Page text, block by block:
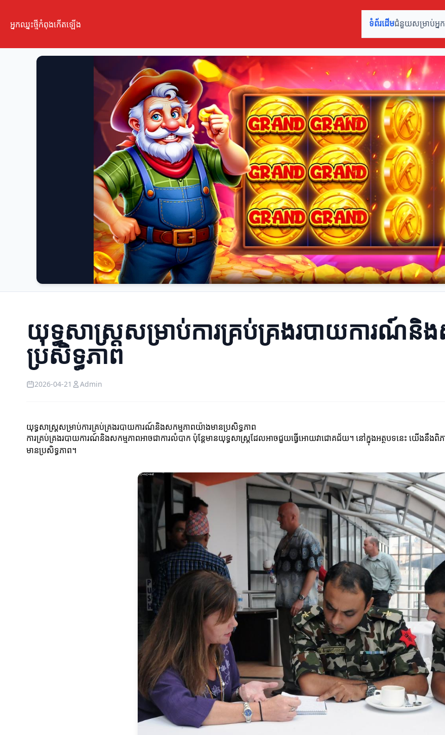
អ្នកឈ្នះថ្មីកំពុងកើតឡើង ទំព័រដើមជំនួយសម្រាប់អ្នក
យុទ្ធសាស្ត្រសម្រាប់ការគ្រប់គ្រងរបាយការណ៍និ
ប្រសិទ្ធភាព
2026-04-21 Admin
យុទ្ធសាស្ត្រសម្រាប់ការគ្រប់គ្រងរបាយការណ៍និងសកម្មភាពយ៉ាងមានប្រសិទ្ធភាព
ការគ្រប់គ្រងរបាយការណ៍និងសកម្មភាពអាចជាការលំបាក ប៉ុន្តែមានយុទ្ធសាស្ត្រដែលអាចជួយធ្វើអោយវាជោគជ័យ។ នៅក្នុងអត្ថបទនេះ យើងនឹង
មានប្រសិទ្ធភាព។